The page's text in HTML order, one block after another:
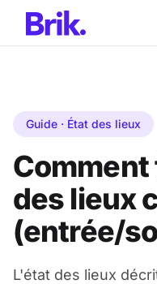
Aller au contenu principal
Aller au contenu principal
Guide · État des lieux
Comment
des lieux
(entrée/
L'état des lieux